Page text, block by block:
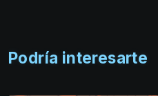
Podría interesarte